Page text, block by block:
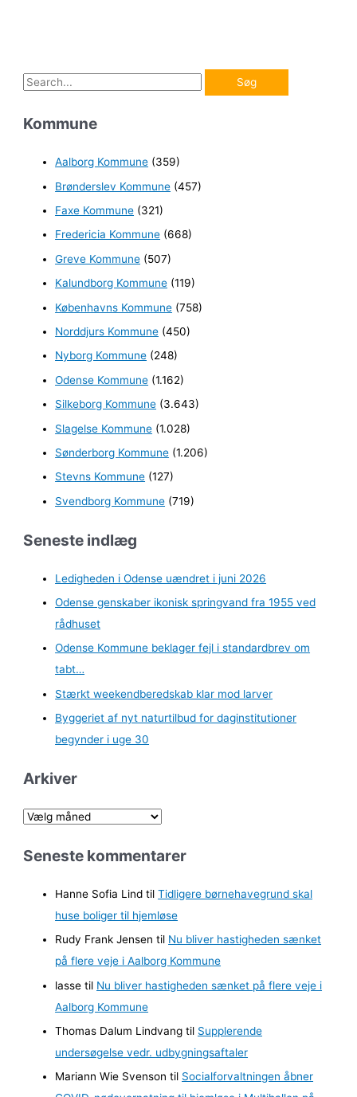
S
g
Kommune
Aalborg Kommune (359)
Brønderslev Kommune (457)
Faxe Kommune (321)
Fredericia Kommune (668)
Greve Kommune (507)
Kalundborg Kommune (119)
Københavns Kommune (758)
Norddjurs Kommune (450)
Nyborg Kommune (248)
Odense Kommune (1.162)
Silkeborg Kommune (3.643)
Slagelse Kommune (1.028)
Sønderborg Kommune (1.206)
Stevns Kommune (127)
Svendborg Kommune (719)
Seneste indlæg
Ledigheden i Odense uændret i juni 2026
Odense genskaber ikonisk springvand fra 1955 ved
rådhuset
Odense Kommune beklager fejl i standardbrev om
tabt…
Stærkt weekendberedskab klar mod larver
Byggeriet af nyt naturtilbud for daginstitutioner
begynder i uge 30
Arkiver
A
k
Seneste kommentarer
Hanne Sofia Lind tilTidligere børnehavegrund skal
huse boliger til hjemløse
Rudy Frank Jensen til Nu bliver hastigheden sænket
på flere veje i Aalborg Kommune
lasse til Nu bliver hastigheden sænket på flere veje i
Aalborg Kommune
Thomas Dalum Lindvang til Supplerende
undersøgelse vedr. udbygningsaftaler
Mariann Wie Svenson til Socialforvaltningen åbner